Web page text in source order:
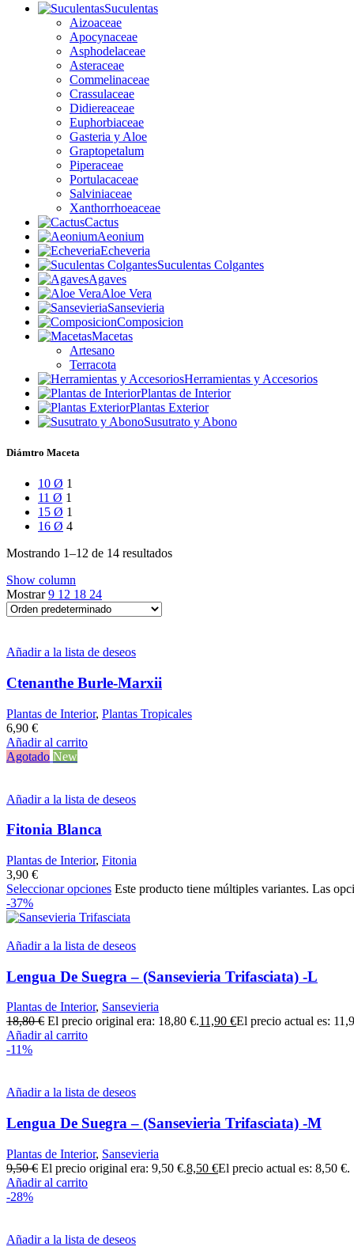
Suculentas
Aizoaceae
Apocynaceae
Asphodelaceae
Asteraceae
Commelinaceae
Crassulaceae
Didiereaceae
Euphorbiaceae
Gasteria y Aloe
Graptopetalum
Piperaceae
Portulacaceae
Salviniaceae
Xanthorrhoeaceae
Cactus
Aeonium
Echeveria
Suculentas Colgantes
Agaves
Aloe Vera
Sansevieria
Composicion
Macetas
Artesano
Terracota
Herramientas y Accesorios
Plantas de Interior
Plantas Exterior
Susutrato y Abono
Diámtro Maceta
10 Ø 1
11 Ø 1
15 Ø 1
16 Ø 4
Mostrando 1–12 de 14 resultados
Show column
Mostrar9 12 18 24
Añadir a la lista de deseos
Ctenanthe Burle-Marxii
Plantas de Interior, Plantas Tropicales
6,90 €
Añadir al carrito
Agotado New
Añadir a la lista de deseos
Fitonia Blanca
Plantas de Interior, Fitonia
3,90 €
Seleccionar opciones Este producto tiene múltiples variantes. Las
-37%
Añadir a la lista de deseos
Lengua De Suegra – (Sansevieria Trifasciata) -L
Plantas de Interior, Sansevieria
18,80€ El precio original era: 18,80 €.11,90 €El precio actual es:
Añadir al carrito
-11%
Añadir a la lista de deseos
Lengua De Suegra – (Sansevieria Trifasciata) -M
Plantas de Interior, Sansevieria
9,50€ El precio original era: 9,50 €.8,50 €El precio actual es: 8,50 €.
Añadir al carrito
-28%
Añadir a la lista de deseos